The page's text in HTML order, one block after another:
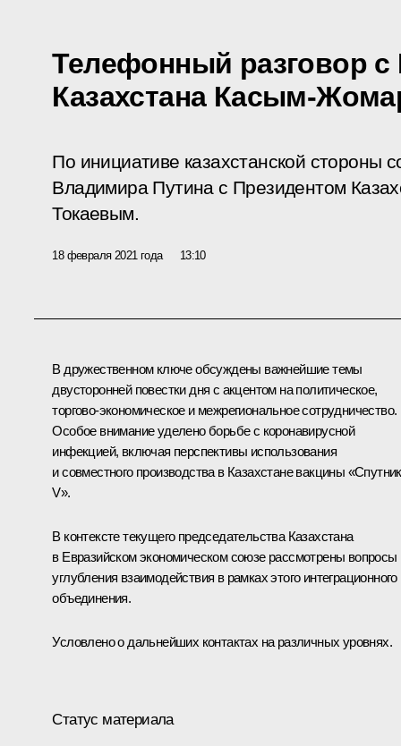
Телефонный разговор с
Казахстана Касым-
По инициативе казахстанской стороны
Владимира Путина с Президентом
Токаевым.
18 февраля 2021 года 13:10
В дружественном ключе обсуждены важнейшие темы
двусторонней повестки дня с акцентом на политическое,
торгово-экономическое и межрегиональное сотрудничество.
Особое внимание уделено борьбе с коронавирусной
инфекцией, включая перспективы использования
и совместного производства в Казахстане вакцины «Спутник
V».
В контексте текущего председательства Казахстана
в Евразийском экономическом союзерассмотрены вопросы
углубления взаимодействия в рамках этого интеграционного
объединения.
Условлено о дальнейших контактах на различных уровнях.
Статус материала